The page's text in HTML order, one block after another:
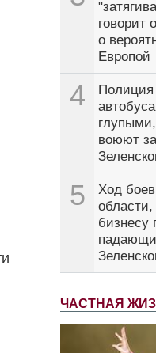
говорит
о
Европой
4
Полиция
воюют
5
Ход
бизнесу
ЧАСТНАЯ